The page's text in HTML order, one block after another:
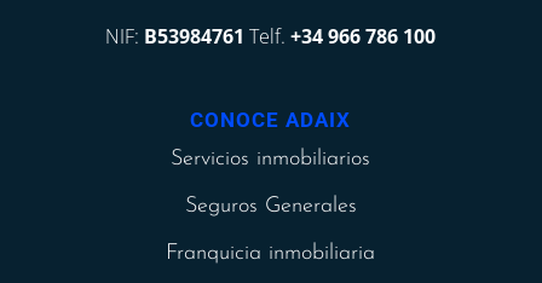
NIF: B53984761 Telf.+34 966 786 100
CONOCE ADAIX
Servicios inmobiliarios
Seguros Generales
Franquicia inmobiliaria